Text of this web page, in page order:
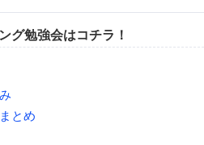
グ勉強会はコチラ！
とめ